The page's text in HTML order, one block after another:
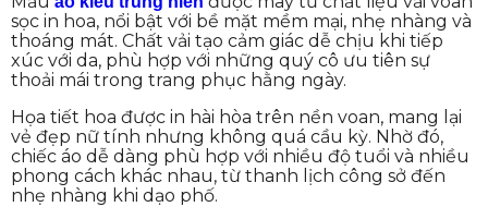
sọc in hoa, nổi bật với bề mặt mềm mại, nhẹ nhàng và
thoáng mát. Chất vải tạo cảm giác dễ chịu khi tiếp
xúc với da, phù hợp với những quý cô ưu tiên sự
thoải mái trong trang phục hằng ngày.
Họa tiết hoa được in hài hòa trên nền voan, mang lại
vẻ đẹp nữ tính nhưng không quá cầu kỳ. Nhờ đó,
chiếc áo dễ dàng phù hợp với nhiều độ tuổi và nhiều
phong cách khác nhau, từ thanh lịch công sở đến
nhẹ nhàng khi dạo phố.